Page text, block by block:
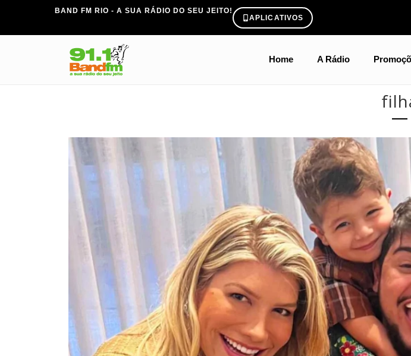
BAND FM RIO - A SUA RÁDIO DO SEU JEITO!
APLICATIVOS
Home A Rádio